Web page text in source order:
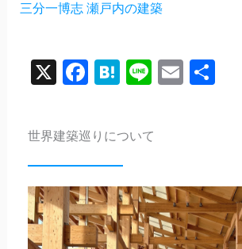
三分一博志 瀬戸内の建築
FacebookEmail
Line
Hatena
X
共
世界建築巡りについて